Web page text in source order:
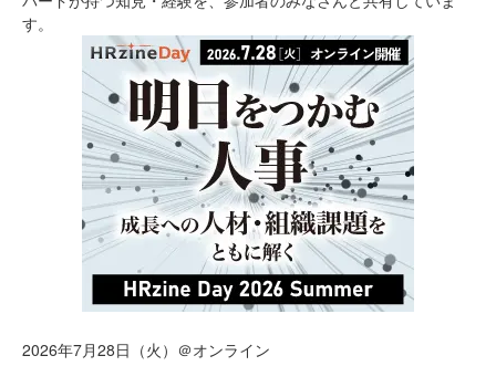
す。
2026年7月28日（火）＠オンライン